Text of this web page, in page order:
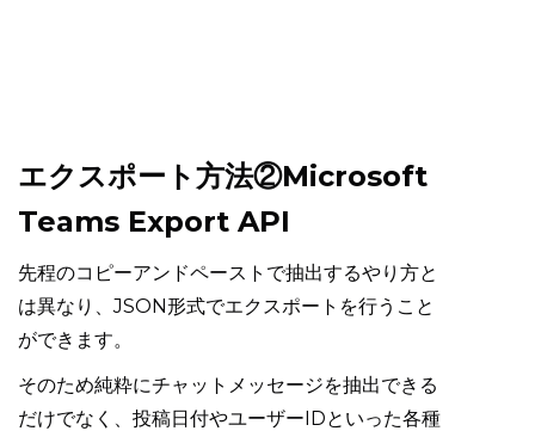
エクスポート方法②Microsoft
Teams Export API
先程のコピーアンドペーストで抽出するやり方と
は異なり、JSON形式でエクスポートを行うこと
ができます。
そのため純粋にチャットメッセージを抽出できる
だけでなく、投稿日付やユーザーIDといった各種